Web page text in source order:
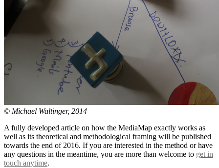
© Michael Waltinger, 2014
A fully developed article on how the MediaMap exactly works as
well as its theoretical and methodological framing will be published
towards the end of 2016. If you are interested in the method or have
any questions in the meantime, you are more than welcome to get in
touch anytime.